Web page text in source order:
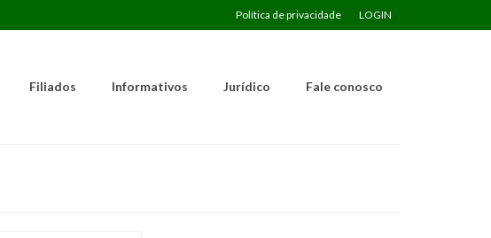
Política de privacidade LOGIN
Filiados Informativos Jurídico Fale conosco